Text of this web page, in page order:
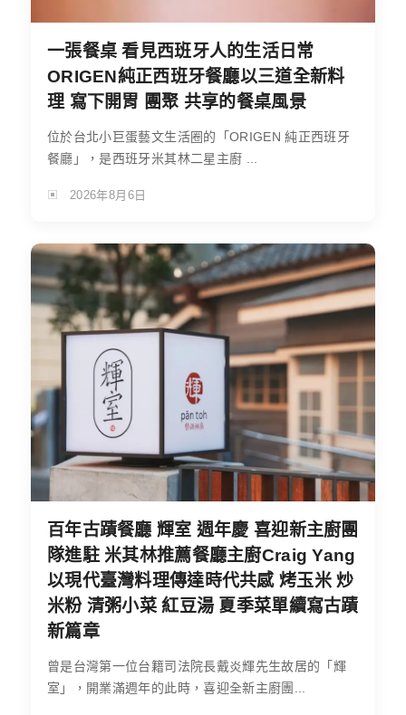
一張餐桌 看見西班牙人的生活日常
ORIGEN純正西班牙餐廳以三道全新料
理 寫下開胃 團聚 共享的餐桌風景
位於台北小巨蛋藝文生活圈的「ORIGEN 純正西班牙
餐廳」，是西班牙米其林二星主廚 ...
2026年8月6日
百年古蹟餐廳 輝室 週年慶 喜迎新主廚團
隊進駐 米其林推薦餐廳主廚Craig Yang
以現代臺灣料理傳達時代共感 烤玉米 炒
米粉 清粥小菜 紅豆湯 夏季菜單續寫古蹟
新篇章
曾是台灣第一位台籍司法院長戴炎輝先生故居的「輝
室」，開業滿週年的此時，喜迎全新主廚團...